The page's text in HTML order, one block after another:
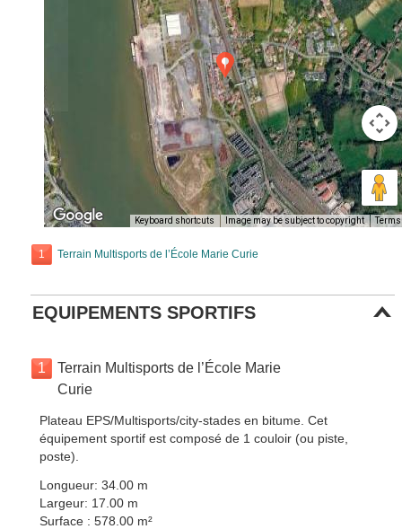
Keyboard shortcuts Image may be subject to copyright Terms
1 Terrain Multisports de l’École Marie Curie
EQUIPEMENTS SPORTIFS
1
Terrain Multisports de l’École Marie
Curie
Plateau EPS/Multisports/city-stades en bitume. Cet
équipement sportif est composé de 1 couloir (ou piste,
poste).
Longueur: 34.00 m
Largeur: 17.00 m
Surface : 578.00 m²